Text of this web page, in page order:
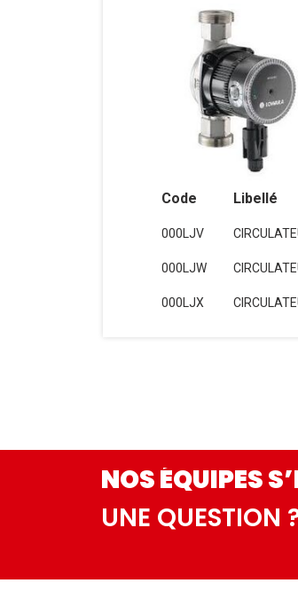
Code Libellé
000LJV
000LJW
000LJX
NOS ÉQUIPES
UNE QUESTION